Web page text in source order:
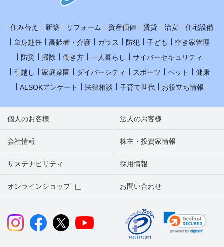
住み替え 新築 リフォーム 資産価値 賃貸 治安
住宅設備
単身赴任
高齢者・介護 ガラス 防犯 子ども
空き家管理
防災
掃除 働き方 一人暮らし
サイバーセキュリティ
引越し
家庭菜園 ダイバーシティ スポーツ ペット
健康
ALSOKアンケート
法律相談 子育て世代 お役立ち情報
個人のお客様 法人のお客様
会社情報 株主・投資家情報
サステナビリティ
オンラインショップ お問い合わせ
採用情報